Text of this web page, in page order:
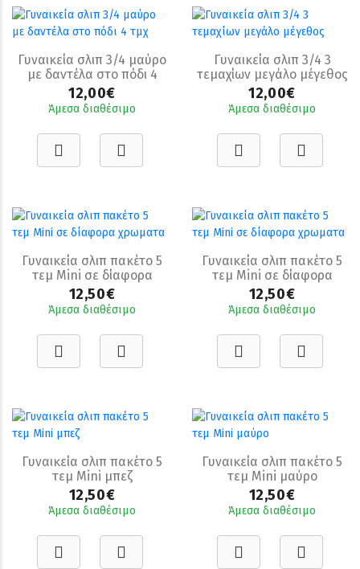
Γυναικεία σλιπ 3/4 μαύρο
με δαντέλα στο πόδι 4
τμχ
12,00€
Άμεσα διαθέσιμο
Γυναικεία σλιπ 3/4 3
τεμαχίων μεγάλο μέγεθος
12,00€
Άμεσα διαθέσιμο
Γυναικεία σλιπ πακέτο 5
τεμ Mini σε δίαφορα
χρωματα
12,50€
Άμεσα διαθέσιμο
Γυναικεία σλιπ πακέτο 5
τεμ Mini σε δίαφορα
χρωματα
12,50€
Άμεσα διαθέσιμο
Γυναικεία σλιπ πακέτο 5
τεμ Mini μπεζ
12,50€
Άμεσα διαθέσιμο
Γυναικεία σλιπ πακέτο 5
τεμ Mini μαύρο
12,50€
Άμεσα διαθέσιμο